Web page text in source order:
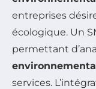
entreprises
écologique. Un
permettant
services.